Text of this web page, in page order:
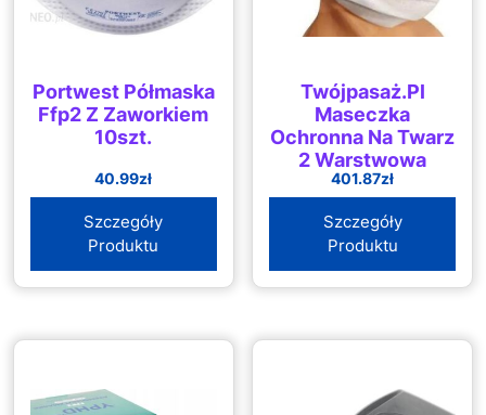
Portwest Półmaska
Ffp2 Z Zaworkiem
10szt.
40.99zł
Szczegóły
Produktu
Twójpasaż.Pl
Maseczka
Ochronna Na Twarz
2 Warstwowa
401.87zł
Szczegóły
Produktu